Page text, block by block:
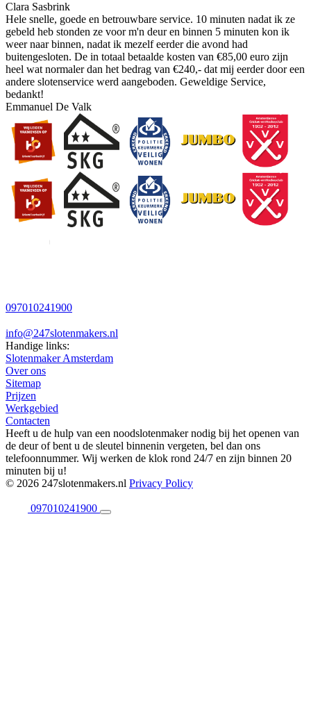
Clara Sasbrink
Hele snelle, goede en betrouwbare service. 10 minuten nadat ik ze
gebeld heb stonden ze voor m'n deur en binnen 5 minuten kon ik
weer naar binnen, nadat ik mezelf eerder die avond had
buitengesloten. De in totaal betaalde kosten van €85,00 euro zijn
heel wat normaler dan het bedrag van €240,- dat mij eerder door een
andere slotenservice werd aangeboden. Geweldige Service,
bedankt!
Emmanuel De Valk
097010241900
info@247slotenmakers.nl
Handige links:
Slotenmaker Amsterdam
Over ons
Sitemap
Prijzen
Werkgebied
Contacten
Heeft u de hulp van een noodslotenmaker nodig bij het openen van
de deur of bent u de sleutel binnenin vergeten, bel dan ons
telefoonnummer. Wij werken de klok rond 24/7 en zijn binnen 20
minuten bij u!
© 2026 247slotenmakers.nl Privacy Policy
097010241900